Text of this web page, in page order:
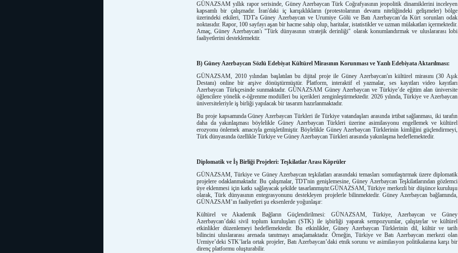
GÜNAZSAM yıllık rapor serisinde, Güney Azerbaycan Türk Coğrafyasının jeopolitik dinamiklerini inceleyen
kapsamlı bir çalışmadır. İran'daki iç karışıklıkların (protestolarının devamı niteliğindeki gelişmeler) bölge
üzerindeki etkileri, TDT'a Güney Azerbaycan ve Urumiye Gölü ve Batı Azerbaycan’da Kürt sorunları odak
noktasıdır. Rapor, 100 sayfayı aşan bir hacme sahip olup, haritalar, istatistikler ve uzman mülakatları içermektedir.
Amaç, Güney Azerbaycan'ı "Türk dünyasının stratejik derinliği" olarak konumlandırmak ve uluslararası lobi
faaliyetlerini desteklemektir.
B) Güney Azerbaycan Sözlü Edebiyat Kültürel Mirasının Korunması ve Yazılı Edebiyata Aktarılması:
GÜNAZSAM, 2010 yılından başlatılan bu dijital proje ile Güney Azerbaycan'ın kültürel mirasını (30 Aşık
Destanı) online bir arşive dönüştürmüştür. Platform, interaktif el yazmalar, ses kayıtları video kayıtları
Azerbaycan Türkçesinde sunmaktadır. GÜNAZSAM Güney Azerbaycan ve Türkiye’de eğitim alan üniversite
öğlencilere yönelik e-öğrenme modülleri bu içerikleri zenginleştirmektedir. 2026 yılında, Türkiye ve Azerbaycan
üniversiteleriyle iş birliği yapılacak bir tasarım hazırlanmaktadır.
Bu proje kapsamında Güney Azerbaycan Türkleri ile Türkiye vatandaşları arasında irtibat sağlanması, iki tarafın
daha da yakınlaşması böylelikle Güney Azerbaycan Türkleri üzerine asimilasyonu engellemek ve kültürel
erozyonu önlemek amacıyla genişletilmiştir. Böylelikle Güney Azerbaycan Türklerinin kimliğini güçlendirmeyi,
Türk dünyasında özellikle Türkiye ve Güney Azerbaycan Türkleri arasında yakınlaşma hedeflemektedir.
Diplomatik ve İş Birliği Projeleri: Teşkilatlar Arası Köprüler
GÜNAZSAM, Türkiye ve Güney Azerbaycan teşkilatları arasındaki temasları somutlaştırmak üzere diplomatik
projelere odaklanmaktadır. Bu çalışmalar, TDT'nin genişlemesine, Güney Azerbaycan Teşkilatlarından gözlemci
üye eklenmesi için katkı sağlayacak şekilde tasarlanmıştır.GÜNAZSAM, Türkiye merkezli bir düşünce kuruluşu
olarak, Türk dünyasının entegrasyonunu destekleyen projelerle bilinmektedir. Güney Azerbaycan bağlamında,
GÜNAZSAM’ın faaliyetleri şu eksenlerde yoğunlaşır:
Kültürel ve Akademik Bağların Güçlendirilmesi: GÜNAZSAM, Türkiye, Azerbaycan ve Güney
Azerbaycan’daki sivil toplum kuruluşları (STK) ile işbirliği yaparak sempozyumlar, çalıştaylar ve kültürel
etkinlikler düzenlemeyi hedeflemektedir. Bu etkinlikler, Güney Azerbaycan Türklerinin dil, kültür ve tarih
bilincini uluslararası arenada tanıtmayı amaçlamaktadır. Örneğin, Türkiye ve Batı Azerbaycan merkezi olan
Urmiye’deki STK’larla ortak projeler, Batı Azerbaycan’daki etnik sorunu ve asimilasyon politikalarına karşı bir
direnç platformu oluşturabilir.